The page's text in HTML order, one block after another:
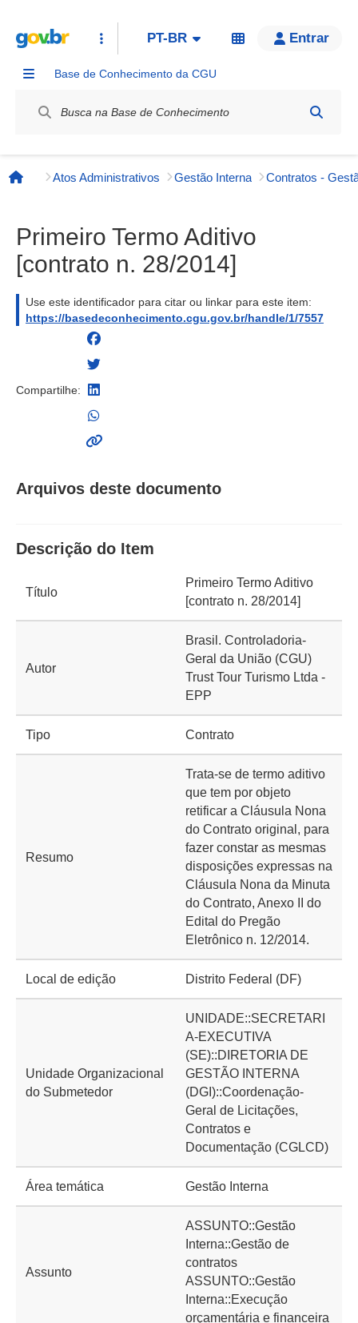
PT-BR Entrar
Base de Conhecimento da CGU
Página inicial
Atos Administrativos Gestão Interna Contratos -
Primeiro Termo Aditivo
[contrato n. 28/2014]
Use este identificador para citar ou linkar para este item:
https://basedeconhecimento.cgu.gov.br/handle/1/7557
Compartilhe:
Arquivos deste documento
Descrição do Item
Título
Primeiro Termo Aditivo
[contrato n. 28/2014]
Autor
Brasil. Controladoria-
Geral da União (CGU)
Trust Tour Turismo Ltda -
EPP
Tipo Contrato
Resumo
Trata-se de termo aditivo
que tem por objeto
retificar a Cláusula Nona
do Contrato original, para
fazer constar as mesmas
disposições expressas na
Cláusula Nona da Minuta
do Contrato, Anexo II do
Edital do Pregão
Eletrônico n. 12/2014.
Local de edição Distrito Federal (DF)
Unidade Organizacional
do Submetedor
UNIDADE::SECRETARI
A-EXECUTIVA
(SE)::DIRETORIA DE
GESTÃO INTERNA
(DGI)::Coordenação-
Geral de Licitações,
Contratos e
Documentação (CGLCD)
Área temática Gestão Interna
Assunto
ASSUNTO::Gestão
Interna::Gestão de
contratos
ASSUNTO::Gestão
Interna::Execução
orçamentária e financeira